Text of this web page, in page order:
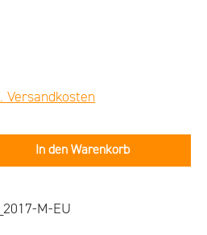
Versandkosten
den gewünschten Wert
In den Warenkorb
M-EU